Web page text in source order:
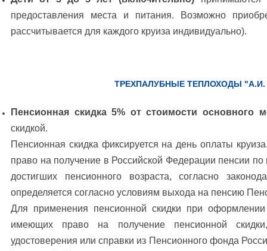
предоставления места и питания. Возможно
рассчитывается для каждого круиза индивидуально).
ТРЕХПАЛУБНЫЕ ТЕПЛОХОДЫ
Пенсионная скидка 5% от стоимости основного
скидкой.
Пенсионная скидка фиксируется на день оплаты
право на получение в Российской Федерации пенсии
достигших пенсионного возраста, согласно
определяется согласно условиям выхода на пенсию
Для применения пенсионной скидки при
имеющих право на получение пенсионной
удостоверения или справки из Пенсионного фонда